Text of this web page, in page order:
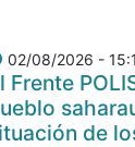
02/08/2026 -
Frente
de